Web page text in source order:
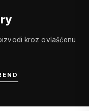
kroz ovlašćenu